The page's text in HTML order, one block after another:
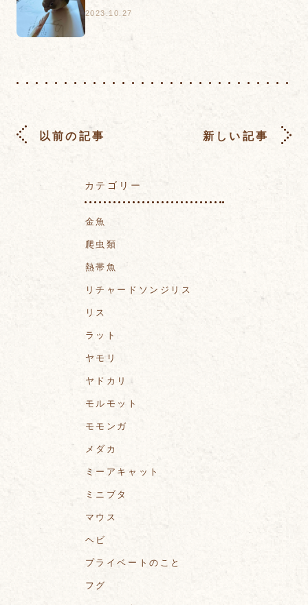
2023.10.27
以前の記事 新しい記事
カテゴリー
金魚
爬虫類
熱帯魚
リチャードソンジリス
リス
ラット
ヤモリ
ヤドカリ
モルモット
モモンガ
メダカ
ミーアキャット
ミニブタ
マウス
ヘビ
プライベートのこと
フグ